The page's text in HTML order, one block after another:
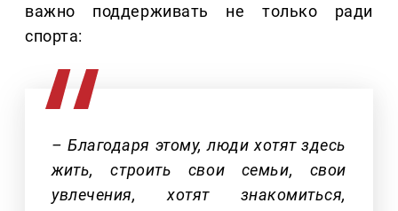
важно поддерживать не только ради
спорта:
– Благодаря этому, люди хотят здесь
жить, строить свои семьи, свои
увлечения, хотят знакомиться,